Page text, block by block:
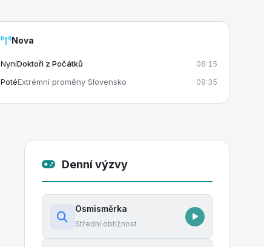
Nova
NyníDoktoři z Počátků 08:15
PotéExtrémní proměny Slovensko 09:35
Denní výzvy
Osmisměrka
Střední obtížnost